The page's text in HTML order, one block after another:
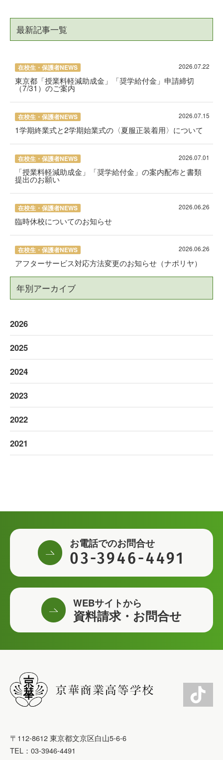
最新記事一覧
在校生・保護者NEWS 2026.07.22
東京都「授業料軽減助成金」「奨学給付金」申請締切
（7/31）のご案内
在校生・保護者NEWS 2026.07.15
1学期終業式と2学期始業式の〈夏服正装着用〉について
在校生・保護者NEWS 2026.07.01
「授業料軽減助成金」「奨学給付金」の案内配布と書類
提出のお願い
在校生・保護者NEWS 2026.06.26
臨時休校についてのお知らせ
在校生・保護者NEWS 2026.06.26
アフターサービス対応方法変更のお知らせ（ナポリヤ）
年別アーカイブ
2026
2025
2024
2023
2022
2021
お電話でのお問合せ
03-3946-4491
WEBサイトから
資料請求・お問合せ
〒112-8612 東京都文京区白山5-6-6
TEL：03-3946-4491